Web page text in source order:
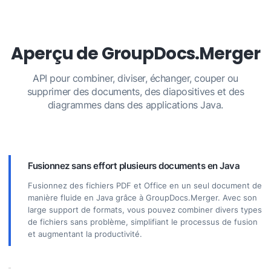
Aperçu de GroupDocs.Merger
API pour combiner, diviser, échanger, couper ou
supprimer des documents, des diapositives et des
diagrammes dans des applications Java.
Fusionnez sans effort plusieurs documents en Java
Fusionnez des fichiers PDF et Office en un seul document de
manière fluide en Java grâce à GroupDocs.Merger. Avec son
large support de formats, vous pouvez combiner divers types
de fichiers sans problème, simplifiant le processus de fusion
et augmentant la productivité.